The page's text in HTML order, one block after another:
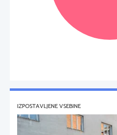
IZPOSTAVLJENE VSEBINE